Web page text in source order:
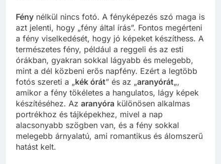
Fény nélkül nincs fotó. A fényképezés szó maga is
azt jelenti, hogy „fény által írás”. Fontos megérteni
a fény viselkedését, hogy jó képeket készíthess. A
természetes fény, például a reggeli és az esti
órákban, gyakran sokkal lágyabb és melegebb,
mint a dél közbeni erős napfény. Ezért a legtöbb
fotós szereti a „kék órát” és az „aranyórát„,
amikor a fény tökéletes a hangulatos, lágy képek
készítéséhez. Az aranyóra különösen alkalmas
portrékhoz és tájképekhez, mivel a nap
alacsonyabb szögben van, és a fény sokkal
melegebb árnyalatú, ami romantikus és álomszerű
hatást kelt.